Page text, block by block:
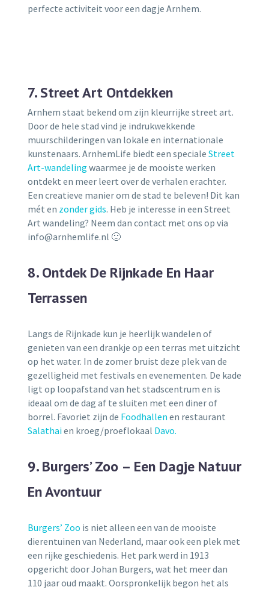
perfecte activiteit voor een dagje Arnhem.
7. Street Art Ontdekken
Arnhem staat bekend om zijn kleurrijke street art.
Door de hele stad vind je indrukwekkende
muurschilderingen van lokale en internationale
kunstenaars. ArnhemLife biedt een speciale Street
Art-wandeling waarmee je de mooiste werken
ontdekt en meer leert over de verhalen erachter.
Een creatieve manier om de stad te beleven! Dit kan
mét en zonder gids. Heb je interesse in een Street
Art wandeling? Neem dan contact met ons op via
info@arnhemlife.nl 🙂
8. Ontdek De Rijnkade En Haar
Terrassen
Langs de Rijnkade kun je heerlijk wandelen of
genieten van een drankje op een terras met uitzicht
op het water. In de zomer bruist deze plek van de
gezelligheid met festivals en evenementen. De kade
ligt op loopafstand van het stadscentrum en is
ideaal om de dag af te sluiten met een diner of
borrel. Favoriet zijn de Foodhallen en restaurant
Salathaien kroeg/proeflokaal Davo.
9. Burgers’ Zoo – Een Dagje Natuur
En Avontuur
Burgers’ Zoo is niet alleen een van de mooiste
dierentuinen van Nederland, maar ook een plek met
een rijke geschiedenis. Het park werd in 1913
opgericht door Johan Burgers, wat het meer dan
110 jaar oud maakt. Oorspronkelijk begon het als